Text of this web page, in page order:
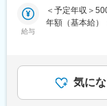
環境。
■留意事項：
ることを前提に
ションはセパ
雇用される予
★セラミック
マーケティング
給与
＜予定年収＞
年額（基本給）
ず）：年2回。
円/半期）賃金
する可能性があ
気に